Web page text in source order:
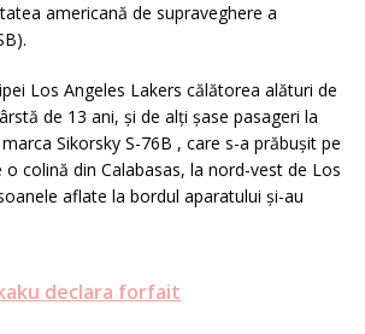
americană de supraveghere a
Los Angeles Lakers călătorea alături de
de 13 ani, şi de alţi şase pasageri la
Sikorsky S-76B , care s-a prăbuşit pe
o colină din Calabasas, la nord-vest de Los
aflate la bordul aparatului şi-au
declara forfait